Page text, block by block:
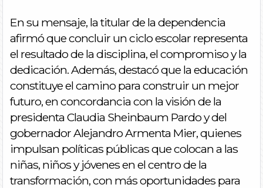
En su mensaje, la titular de la dependencia
afirmó que concluir un ciclo escolar representa
el resultado de la disciplina, el compromiso y la
dedicación. Además, destacó que la educación
constituye el camino para construir un mejor
futuro, en concordancia con la visión de la
presidenta Claudia Sheinbaum Pardo y del
gobernador Alejandro Armenta Mier, quienes
impulsan políticas públicas que colocan a las
niñas, niños y jóvenes en el centro de la
transformación, con más oportunidades para